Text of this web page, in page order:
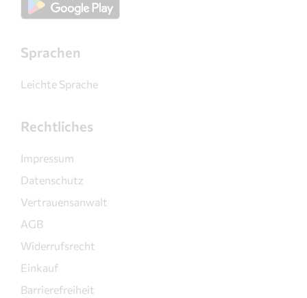
Sprachen
Leichte Sprache
Rechtliches
Impressum
Datenschutz
Vertrauensanwalt
AGB
Widerrufsrecht
Einkauf
Barrierefreiheit